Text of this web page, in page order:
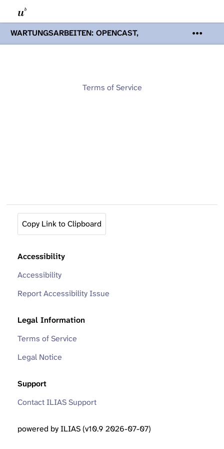
WARTUNGSARBEITEN: OPENCAST,
PODCASTS & TOBIRA
Mi 19. August
Opencast-Videos und Tobira nicht zur
Terms of Service
Copy Link to Clipboard
Accessibility
Accessibility
Report Accessibility Issue
Legal Information
Terms of Service
Legal Notice
Support
Contact ILIAS Support
powered by ILIAS (v10.9 2026-07-07)